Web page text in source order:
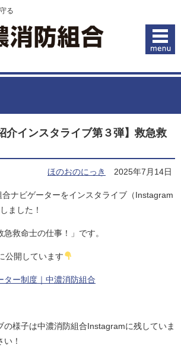
る
介インスタライブ第３弾】救急救
ほのおのにっき 2025年7月14日
ナビゲーターをインスタライブ（Instagram
ました！
救命士の仕事！」です。
公開しています
ター制度｜中濃消防組合
の様子は中濃消防組合Instagramに残していま
！